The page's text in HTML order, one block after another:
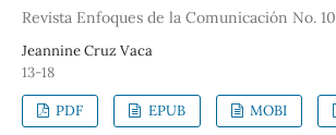
Revista Enfoques de la Comunicación No. 10
Jeannine Cruz Vaca
13-18
PDF EPUB MOBI